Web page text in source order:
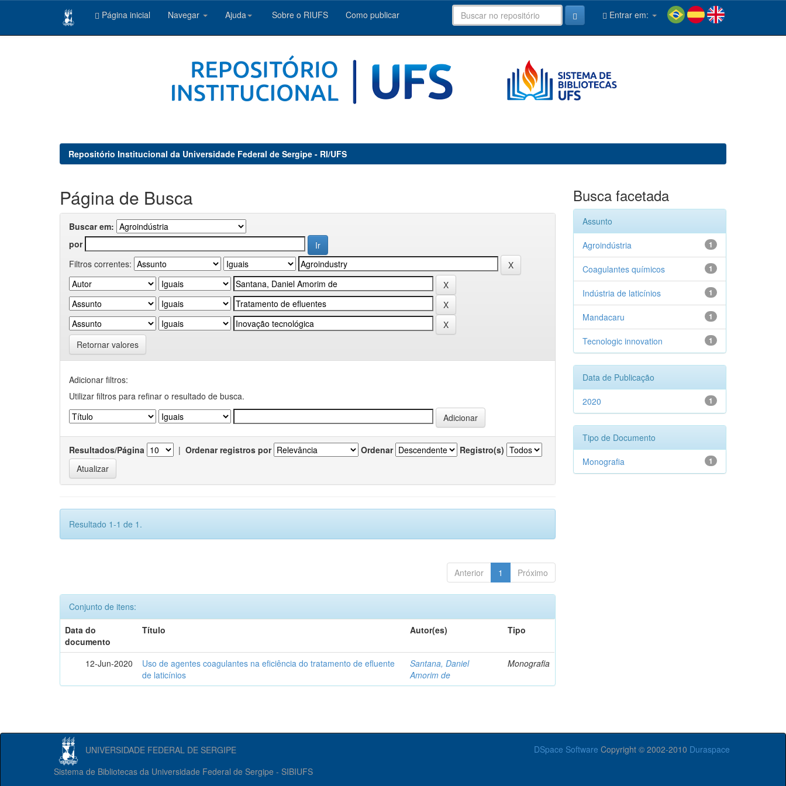
Página inicial Navegar Ajuda Sobre o RIUFS Como publicar Entrar em:
Repositório Institucional da Universidade Federal de Sergipe - RI/UFS
Página de Busca
Buscar em:
por
Filtros correntes:
Retornar valores
Adicionar filtros:
Utilizar filtros para refinar o resultado de busca.
Resultados/Página | Ordenar registros por Ordenar Registro(s)
Resultado 1-1 de 1.
Anterior 1 Próximo
Conjunto de itens:
Data do
documento
Título Autor(es) Tipo
12-Jun-2020
Uso de agentes coagulantes na eficiência do tratamento de efluente
de laticínios
Santana, Daniel
Amorim de
Monografia
Busca facetada
Assunto
1
Agroindústria
1
Coagulantes químicos
1
Indústria de laticínios
1
Mandacaru
1
Tecnologic innovation
Data de Publicação
1
2020
Tipo de Documento
1
Monografia
UNIVERSIDADE FEDERAL DE SERGIPE DSpace Software Copyright © 2002-2010 Duraspace
Sistema de Bibliotecas da Universidade Federal de Sergipe - SIBIUFS